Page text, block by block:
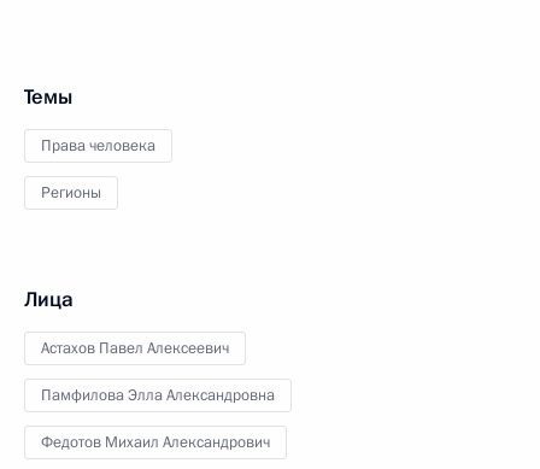
Темы
Права человека
Регионы
Лица
Астахов Павел Алексеевич
Памфилова Элла Александровна
Федотов Михаил Александрович